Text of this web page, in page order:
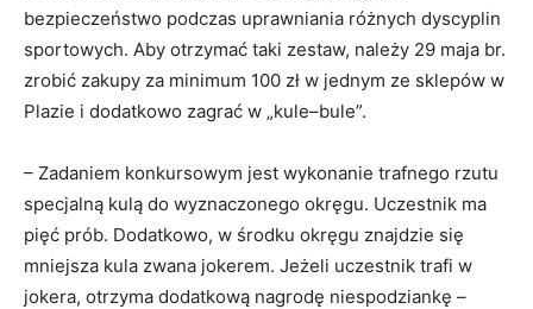
bezpieczeństwo podczas uprawniania różnych dyscyplin
sportowych. Aby otrzymać taki zestaw, należy 29 maja br.
zrobić zakupy za minimum 100 zł w jednym ze sklepów w
Plazie i dodatkowo zagrać w „kule–bule”.
– Zadaniem konkursowym jest wykonanie trafnego rzutu
specjalną kulą do wyznaczonego okręgu. Uczestnik ma
pięć prób. Dodatkowo, w środku okręgu znajdzie się
mniejsza kula zwana jokerem. Jeżeli uczestnik trafi w
jokera, otrzyma dodatkową nagrodę niespodziankę –